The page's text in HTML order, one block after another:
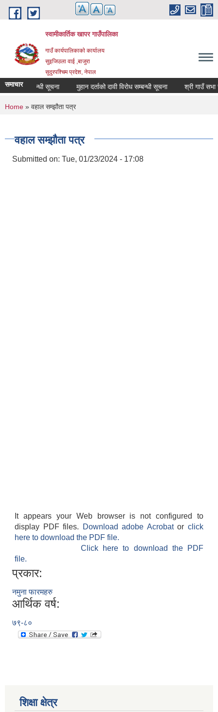
Skip to main content
स्वामीकार्तिक खापर गाउँपालिका
गाउँ कार्यपालिकाकाे कार्यालय
सुइजिउला वाई ,बाजुरा
सुदुरपश्चिम प्रदेश, नेपाल
समाचार
गर्ने सम्बन्धी सूचना मुहान दर्ताको दावी विरोध सम्बन्धी सूचना
You are here
Home » वहाल सम्झौता पत्र
वहाल सम्झौता पत्र
Submitted on: Tue, 01/23/2024 - 17:08
It appears your Web browser is not configured to
display PDF files.
Download adobe Acrobatorclick
here to download the PDF file.
Click here to download the PDF
file.
प्रकार:
नमुना फारमहरु
आर्थिक वर्ष:
७९-८०
शिक्षा क्षेत्र